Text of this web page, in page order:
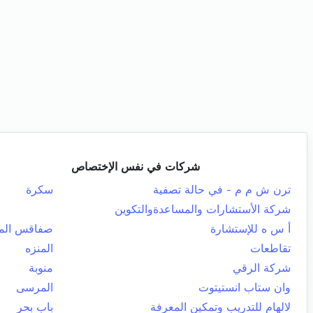
شركات في نفس الإختصاص
ترن ش م م - في حالة تصفية
سكرة
شركة الأستشارات والمساعدةوالتكوين
أ س ه للإستشارة
صفاقس
تقاطعات
المنزه
شركة الرقي
منوبة
وان ستاب انستيتوت
المرسى
لالهام للتدريب وتمكين المعرفة
باب بحر